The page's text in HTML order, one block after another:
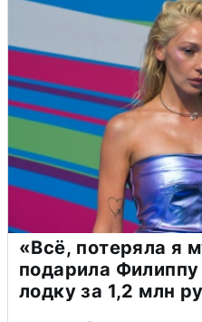
«Всё, потеряла я
подарила
лодку за 1,2 млн